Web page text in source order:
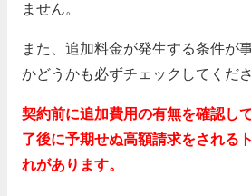
ません。
また、追加料金が発生する条件が
かどうかも必ずチェックしてくださ
契約前に追加費用の有無を確認し
了後に予期せぬ高額請求をされる
れがあります。